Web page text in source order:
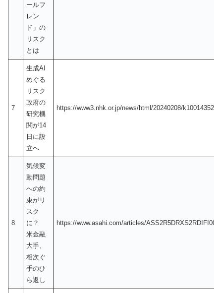
ールフ
レン
ド」の
リスク
とは
7
生成AI
めぐる
リスク
政府の
研究機
関が14
日に設
立へ
https://www3.nhk.or.jp/news/html/20240208/
8
気候変
動問題
への約
束がリ
スク
に？
米金融
大手、
相次ぐ
手のひ
ら返し
https://www.asahi.com/articles/